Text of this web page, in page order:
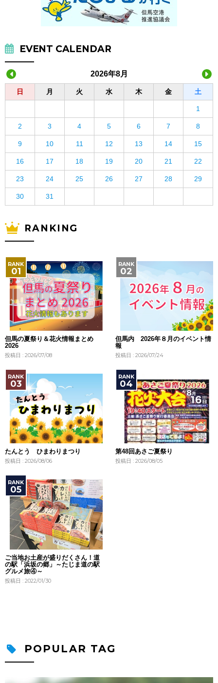
EVENT CALENDAR
2026年8月
日 月 火 水 木 金 土
1
2 3 4 5 6 7 8
9 10 11 12 13 14 15
16 17 18 19 20 21 22
23 24 25 26 27 28 29
30 31
RANKING
但馬の夏祭り＆花火情報まとめ
2026
投稿日 : 2026/07/08
但馬内 2026年８月のイベント情
報
投稿日 : 2026/07/24
たんとう ひまわりまつり
投稿日 : 2026/08/06
第48回あさご夏祭り
投稿日 : 2026/08/05
ご当地お土産が盛りだくさん！道
の駅「浜坂の郷」～たじま道の駅
グルメ旅④～
投稿日 : 2022/01/30
POPULAR TAG